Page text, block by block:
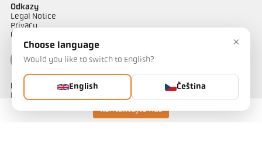
Kontaktujte nás
Odkazy
Legal Notice
Privacy
GTC
Kontakt
Máte dotazy ohledně našich řešení pro měření teploty? Náš tým
×
Choose language
Would you like to switch to English?
English Čeština